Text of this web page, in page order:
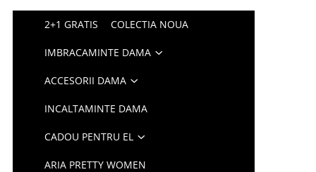
2+1 GRATIS COLECTIA NOUA
IMBRACAMINTE DAMA
ACCESORII DAMA
INCALTAMINTE DAMA
CADOU PENTRU EL
ARIA PRETTY WOMEN